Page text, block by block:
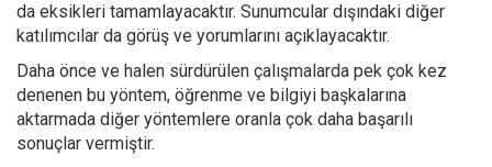
da eksikleri tamamlayacaktır. Sunumcular dışındaki diğer
katılımcılar da görüş ve yorumlarını açıklayacaktır.
Daha önce ve halen sürdürülen çalışmalarda pek çok kez
denenen bu yöntem, öğrenme ve bilgiyi başkalarına
aktarmada diğer yöntemlere oranla çok daha başarılı
sonuçlar vermiştir.